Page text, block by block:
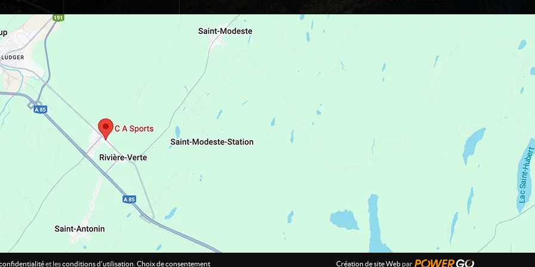
et lesconditions d'utilisation Choix de consentement Création de site Webpar